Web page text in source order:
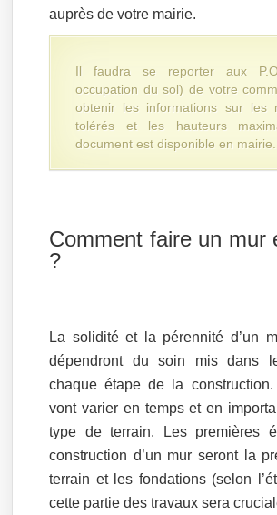
auprès de votre mairie.
Il faudra se reporter aux
occupation du sol) de votre
obtenir les informations sur les
tolérés et les hauteurs
document est disponible en mairie.
Comment faire un mur
?
La solidité et la pérennité d’un
dépendront du soin mis dans
chaque étape de la
vont varier en temps et en
type de terrain. Les premières
construction d’un mur seront la
terrain et les fondations (selon
cette partie des travaux sera